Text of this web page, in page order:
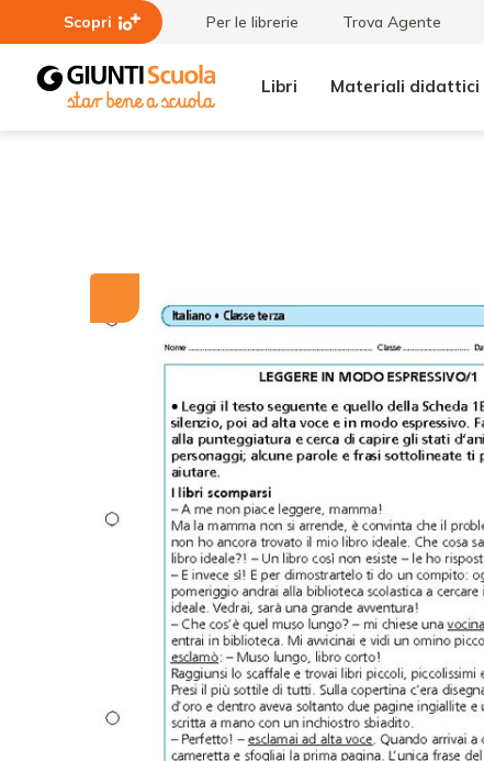
Scopri Per le librerie Trova Agente
Libri Materiali didattici